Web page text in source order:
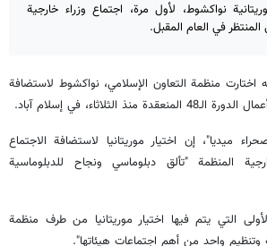
نواكشوط، لأول مرة، اجتماع وزراء خارجية
في العام المقبل.
اختارت منظمة التعاون الإسلامي، نواكشوط لاستضافة
الثلاثاء، في إسلام آباد.
ميديا"، إن اختيار موريتانيا لاستضافة الاجتماع
المنظمة "تألق دبلوماسي ونجاح للدبلوماسية
التي يتم فيها اختيار موريتانيا من طرف منظمة
وتنظيم واحد من أهم اجتماعات هيئاتها".